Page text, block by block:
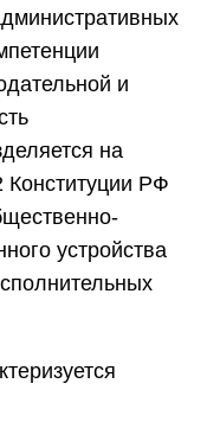
и
на
Конституции РФ
устройства